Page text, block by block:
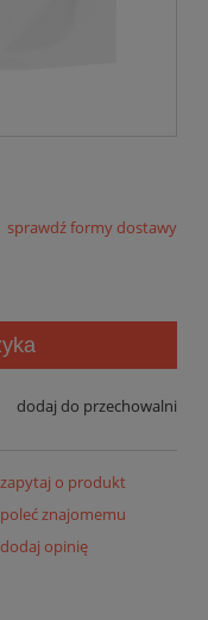
płatności
sprawdź formy dostawy
dodaj do przechowalni
zapytaj o produkt
poleć znajomemu
dodaj opinię